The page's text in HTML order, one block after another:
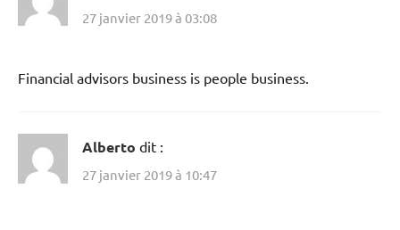
27 janvier 2019 à 03:08
Financial advisors business is people business.
Alberto dit :
27 janvier 2019 à 10:47